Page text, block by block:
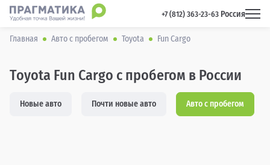
+7 (812) 363-23-63 Россия
Главная Авто с пробегом Toyota Fun Cargo
Toyota Fun Cargo с пробегом в России
Новые авто Почти новые авто Авто с пробегом